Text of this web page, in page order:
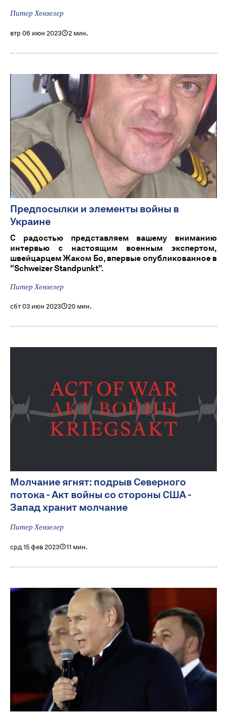
Питер Хензелер
втр 06 июн 2023 2 мин.
Предпосылки и элементы войны в
Украине
С радостью представляем вашему вниманию
интервью с настоящим военным экспертом,
швейцарцем Жаком Бо, впервые опубликованное в
"Schweizer Standpunkt".
Питер Хензелер
сбт 03 июн 2023 20 мин.
Молчание ягнят: подрыв Северного
потока - Акт войны со стороны США -
Запад хранит молчание
Питер Хензелер
срд 15 фев 2023 11 мин.